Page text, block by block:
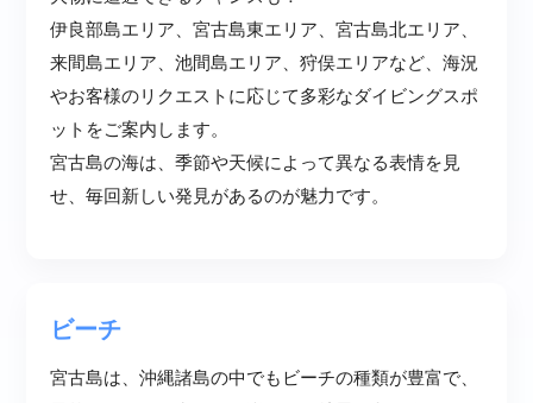
伊良部島エリア、宮古島東エリア、宮古島北エリア、
来間島エリア、池間島エリア、狩俣エリアなど、海況
やお客様のリクエストに応じて多彩なダイビングスポ
ットをご案内します。
宮古島の海は、季節や天候によって異なる表情を見
せ、毎回新しい発見があるのが魅力です。
ビーチ
宮古島は、沖縄諸島の中でもビーチの種類が豊富で、